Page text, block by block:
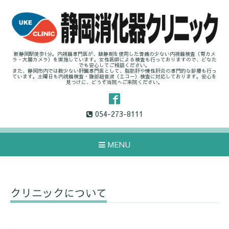
新静岡駅徒歩1分。内視鏡専門医が、鎮静剤を使用した苦痛の少ない内視鏡検査（胃カメ
ラ・大腸カメラ）を実施しています。女性医師による検査も行っておりますので、どなた
でも安心してご相談ください。
また、静岡市内では数少ない肝臓専門医として、脂肪肝や慢性肝炎の専門的な診療も行っ
ています。土曜日も内視鏡検査・腹部超音波（エコー）検査に対応しております。安心を
見つけに、どうぞ当院へご来院ください。
054-273-8111
MENU
クリニックについて